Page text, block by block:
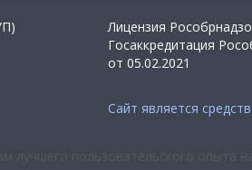
Лицензия
Госаккредитация
от 05.02.2021
Сайт является
лучшего пользовательского опыта